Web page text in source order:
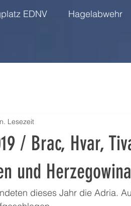
EDNV Hagelabwehr
/ Brac, Hvar,
und
Lesezeit
dieses Jahr die Adria.